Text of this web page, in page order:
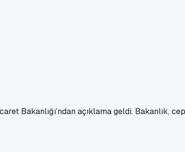
Bakanlığı’ndan açıklama geldi.